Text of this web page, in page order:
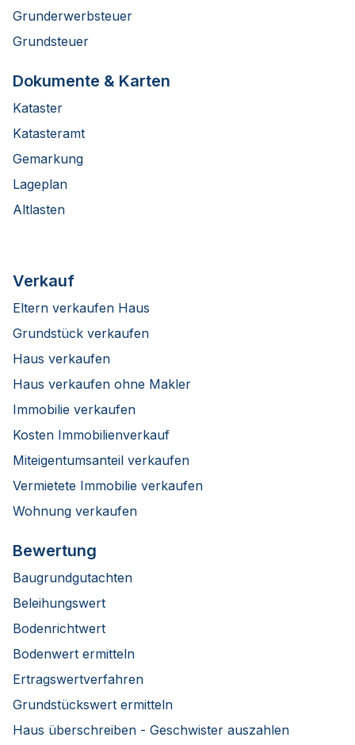
Grunderwerbsteuer
Grundsteuer
Dokumente & Karten
Kataster
Katasteramt
Gemarkung
Lageplan
Altlasten
Verkauf
Eltern verkaufen Haus
Grundstück verkaufen
Haus verkaufen
Haus verkaufen ohne Makler
Immobilie verkaufen
Kosten Immobilienverkauf
Miteigentumsanteil verkaufen
Vermietete Immobilie verkaufen
Wohnung verkaufen
Bewertung
Baugrundgutachten
Beleihungswert
Bodenrichtwert
Bodenwert ermitteln
Ertragswertverfahren
Grundstückswert ermitteln
Haus überschreiben - Geschwister auszahlen